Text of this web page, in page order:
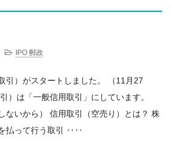
IPO 郵政
引）がスタートしました。 （11月27
）は「一般信用取引」にしています。
ないから） 信用取引（空売り）とは？ 株
払って行う取引 ‥‥